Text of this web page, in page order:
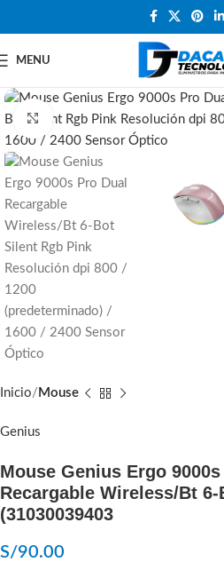
MENU
Click to enlarge
Inicio Mouse
Genius
Mouse Genius Ergo 9000s
Recargable Wireless/Bt
(31030039403
S/90.00